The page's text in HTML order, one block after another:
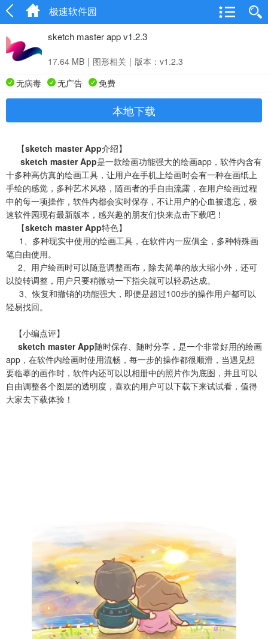
极速软件园
sketch master app v1.2.3
17.64 MB | 图形相关 | 版本：v1.2.3
无病毒
无广告 免费
本地下载
【sketch master App介绍】
sketch master App是一款绘画功能强大的绘画app，软件内含有
十多种高仿真的绘画工具，让用户在手机上绘画时会有一种在画纸上
手绘的感觉，多种艺术风格，随画者的手自由流露，在用户绘画过程
中的每一项操作，软件内都会实时保存，不让用户的心血被遗忘，极
速软件园现有最新版本，感兴趣的朋友们快来点击下载吧！
【sketch master App特色】
1、多种现实中使用的绘画工具，在软件内一应俱全，多种特殊画
笔自由使用。
2、用户绘画时可以随意调整画布，除去简单的放大缩小外，还可
以旋转调整，用户只要稍微动一下指尖就可以轻易达成。
3、恢复和撤销的功能强大，即便是超过100步的操作用户都可以
轻易找回。
【小编点评】
sketch master App随时保存、随时分享，是一个非常好用的绘画
app，在软件内绘画时使用流畅，每一步的操作都很顺滑，当遇见想
要临摹的画作时，软件内还可以以相册中的照片作为底图，并且可以
自由调整各个图层的透明度，喜欢的用户可以下载下来试试看，值得
大家去下载体验！